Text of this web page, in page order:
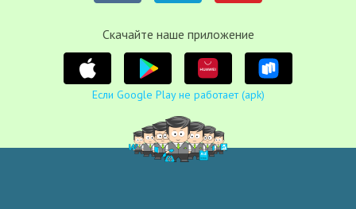
Cкачайте наше приложение
Если Google Play не работает (apk)